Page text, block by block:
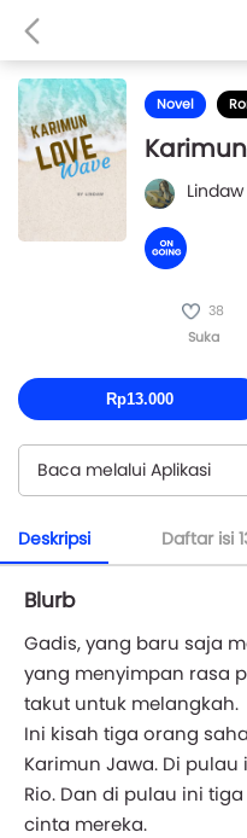
Novel
Lindaw
38
Suka
Rp13.000
Baca melalui Aplikasi
Deskripsi Daftar isi
Blurb
Gadis, yang baru saja
yang menyimpan rasa
takut untuk melangkah.
Ini kisah tiga orang
Karimun Jawa. Di
Rio. Dan di pulau ini
cinta mereka.